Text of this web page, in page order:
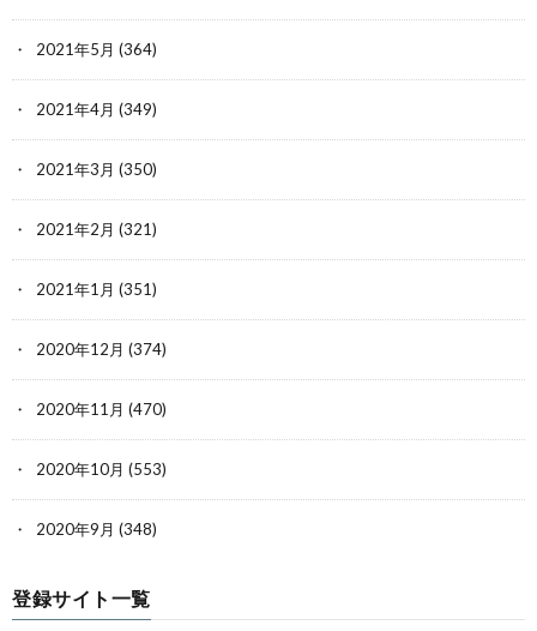
2021年5月 (364)
2021年4月 (349)
2021年3月 (350)
2021年2月 (321)
2021年1月 (351)
2020年12月 (374)
2020年11月 (470)
2020年10月 (553)
2020年9月 (348)
登録サイト一覧